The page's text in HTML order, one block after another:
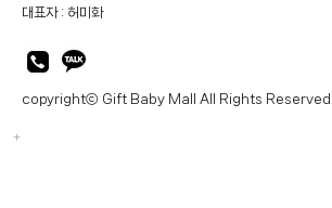
대표자 : 허미화
copyrightⓒ Gift Baby Mall All Rights Reserved.